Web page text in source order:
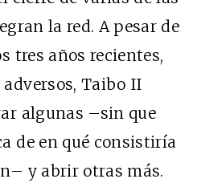
la red. A pesar de
tres años recientes,
Taibo II
algunas –sin que
de en qué consistiría
y abrir otras más.